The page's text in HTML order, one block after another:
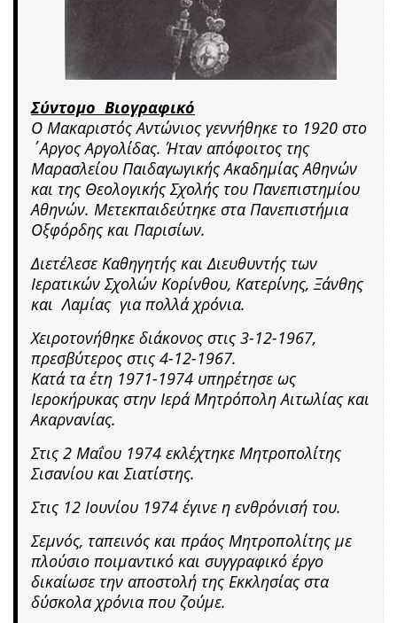
Σύντομο Βιογραφικό
Ο Μακαριστός Αντώνιος γεννήθηκε το 1920 στο
΄Αργος Αργολίδας. Ήταν απόφοιτος της
Μαρασλείου Παιδαγωγικής Ακαδημίας Αθηνών
και της Θεολογικής Σχολής του Πανεπιστημίου
Αθηνών. Μετεκπαιδεύτηκε στα Πανεπιστήμια
Οξφόρδης και Παρισίων.
Διετέλεσε Καθηγητής και Διευθυντής των
Ιερατικών Σχολών Κορίνθου, Κατερίνης, Ξάνθης
και Λαμίας για πολλά χρόνια.
Χειροτονήθηκε διάκονος στις 3-12-1967,
πρεσβύτερος στις 4-12-1967.
Κατά τα έτη 1971-1974 υπηρέτησε ως
Ιεροκήρυκας στην Ιερά Μητρόπολη Αιτωλίας και
Ακαρνανίας.
Στις 2 Μαΐου 1974 εκλέχτηκε Μητροπολίτης
Σισανίου και Σιατίστης.
Στις 12 Ιουνίου 1974 έγινε η ενθρόνισή του.
Σεμνός, ταπεινός και πράος Μητροπολίτης με
πλούσιο ποιμαντικό και συγγραφικό έργο
δικαίωσε την αποστολή της Εκκλησίας στα
δύσκολα χρόνια που ζούμε.